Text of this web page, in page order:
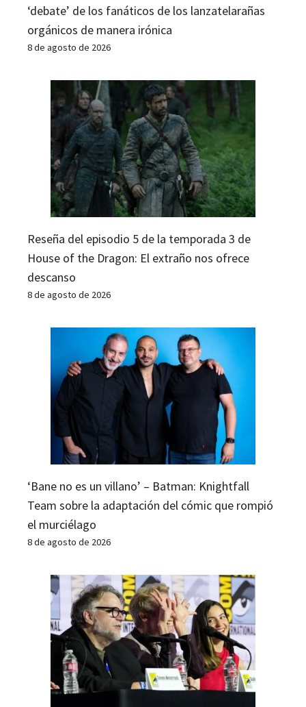
‘debate’ de los fanáticos de los lanzatelarañas
orgánicos de manera irónica
8 de agosto de 2026
Reseña del episodio 5 de la temporada 3 de
House of the Dragon: El extraño nos ofrece
descanso
8 de agosto de 2026
‘Bane no es un villano’ – Batman: Knightfall
Team sobre la adaptación del cómic que rompió
el murciélago
8 de agosto de 2026